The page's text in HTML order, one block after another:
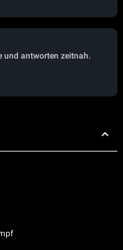
und antworten zeitnah.